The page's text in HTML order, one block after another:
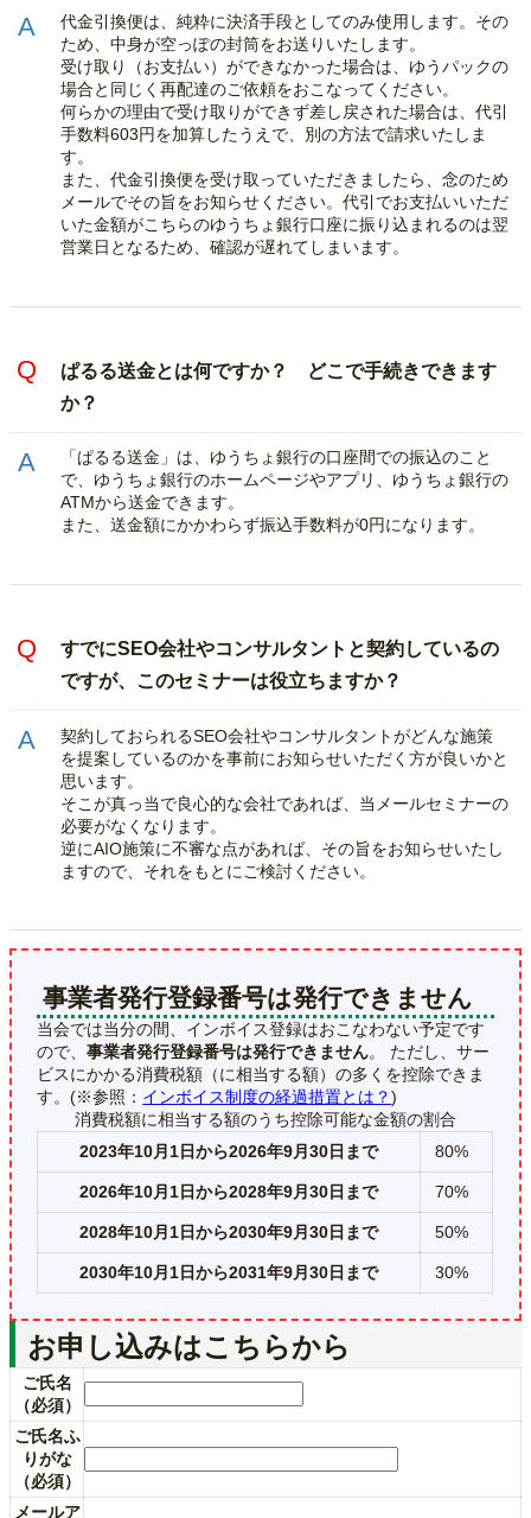
代金引換便は、純粋に決済手段としてのみ使用します。その
ため、中身が空っぽの封筒をお送りいたします。
受け取り（お支払い）ができなかった場合は、ゆうパックの
場合と同じく再配達のご依頼をおこなってください。
何らかの理由で受け取りができず差し戻された場合は、代引
手数料603円を加算したうえで、別の方法で請求いたしま
す。
また、代金引換便を受け取っていただきましたら、念のため
メールでその旨をお知らせください。代引でお支払いいただ
いた金額がこちらのゆうちょ銀行口座に振り込まれるのは翌
営業日となるため、確認が遅れてしまいます。
ぱるる送金とは何ですか？ どこで手続きできます
か？
「ぱるる送金」は、ゆうちょ銀行の口座間での振込のこと
で、ゆうちょ銀行のホームページやアプリ、ゆうちょ銀行の
ATMから送金できます。
また、送金額にかかわらず振込手数料が0円になります。
すでにSEO会社やコンサルタントと契約しているの
ですが、このセミナーは役立ちますか？
契約しておられるSEO会社やコンサルタントがどんな施策
を提案しているのかを事前にお知らせいただく方が良いかと
思います。
そこが真っ当で良心的な会社であれば、当メールセミナーの
必要がなくなります。
逆にAIO施策に不審な点があれば、その旨をお知らせいたし
ますので、それをもとにご検討ください。
事業者発行登録番号は発行できません
当会では当分の間、インボイス登録はおこなわない予定です
ので、事業者発行登録番号は発行できません。 ただし、サー
ビスにかかる消費税額（に相当する額）の多くを控除できま
す。(※参照： インボイス制度の経過措置とは？)
消費税額に相当する額のうち控除可能な金額の割合
2023年10月1日から2026年9月30日まで
80%
2026年10月1日から2028年9月30日まで 70%
2028年10月1日から2030年9月30日まで 50%
2030年10月1日から2031年9月30日まで 30%
お申し込みはこちらから
ご氏名
（必須）
ご氏名ふ
りがな
（必須）
メールア